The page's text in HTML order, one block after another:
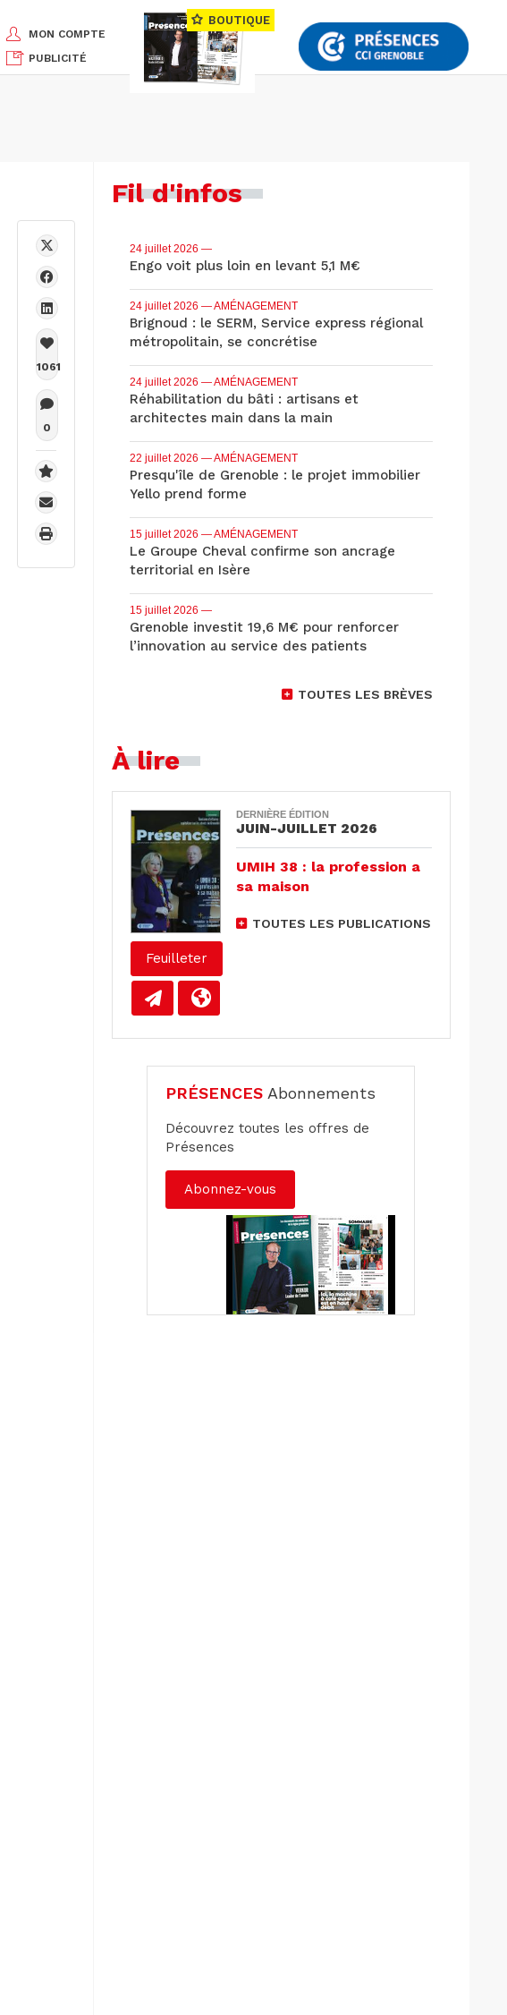
MON COMPTE
PUBLICITÉ
BOUTIQUE
1061
0
Fil d'infos
24 juillet 2026 —
Engo voit plus loin en levant 5,1 M€
24 juillet 2026 — AMÉNAGEMENT
Brignoud : le SERM, Service express régional
métropolitain, se concrétise
24 juillet 2026 — AMÉNAGEMENT
Réhabilitation du bâti : artisans et
architectes main dans la main
22 juillet 2026 — AMÉNAGEMENT
Presqu'île de Grenoble : le projet immobilier
Yello prend forme
15 juillet 2026 — AMÉNAGEMENT
Le Groupe Cheval confirme son ancrage
territorial en Isère
15 juillet 2026 —
Grenoble investit 19,6 M€ pour renforcer
l’innovation au service des patients
TOUTES LES BRÈVES
À lire
Feuilleter
DERNIÈRE ÉDITION
JUIN-JUILLET 2026
UMIH 38 : la profession a
sa maison
TOUTES LES PUBLICATIONS
PRÉSENCES Abonnements
Découvrez toutes les offres de
Présences
Abonnez-vous